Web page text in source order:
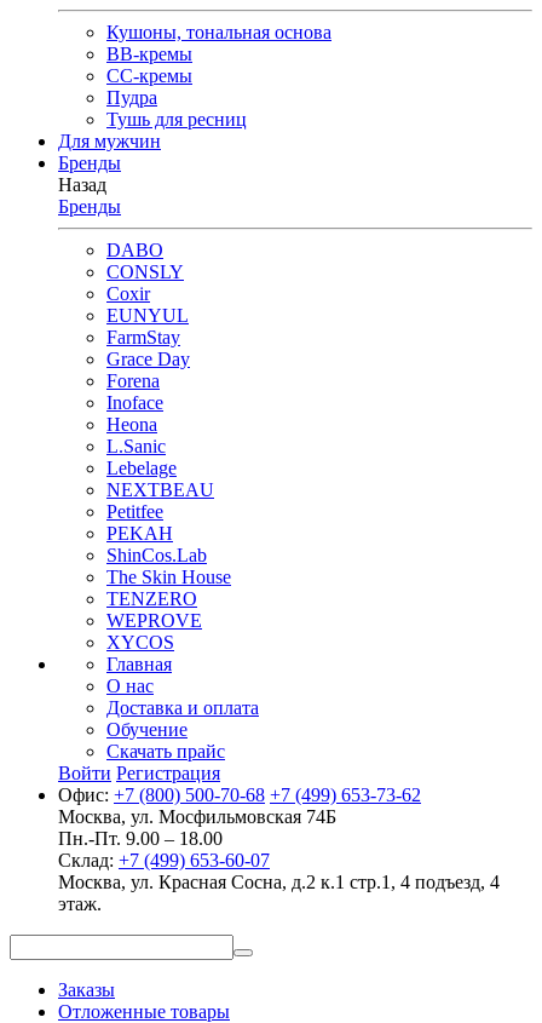
Кушоны, тональная основа
BB-кремы
CC-кремы
Пудра
Тушь для ресниц
Для мужчин
Бренды
Назад
Бренды
DABO
CONSLY
Coxir
EUNYUL
FarmStay
Grace Day
Forena
Inoface
Heona
L.Sanic
Lebelage
NEXTBEAU
Petitfee
PEKAH
ShinCos.Lab
The Skin House
TENZERO
WEPROVE
XYCOS
Главная
О нас
Доставка и оплата
Обучение
Скачать прайс
Войти Регистрация
Офис: +7 (800) 500-70-68 +7 (499) 653-73-62
Москва, ул. Мосфильмовская 74Б
Пн.-Пт. 9.00 – 18.00
Склад: +7 (499) 653-60-07
Москва, ул. Красная Сосна, д.2 к.1 стр.1, 4 подъезд, 4
этаж.
Заказы
Отложенные товары